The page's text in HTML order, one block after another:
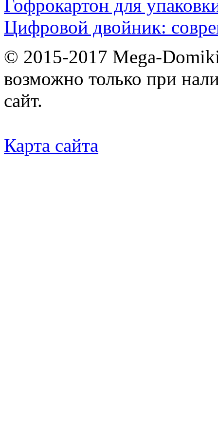
Гофрокартон для
Цифровой двойник:
© 2015-2017 Mega-
возможно только при
сайт.
Карта сайта